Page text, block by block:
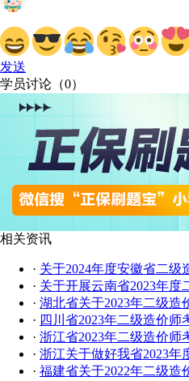
发送
学员讨论（0）
相关资讯
· 关于2024年度安徽省二
· 关于开展云南省2023年
· 湖北省关于2023年二级造
· 四川省2023年二级造价师
· 浙江省2023年二级造价师
· 浙江关于做好我省2023年
· 福建省关于2022年二级